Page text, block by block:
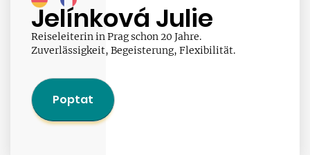
Jelínková Julie
Reiseleiterin in Prag schon 20 Jahre.
Zuverlässigkeit, Begeisterung, Flexibilität.
Poptat